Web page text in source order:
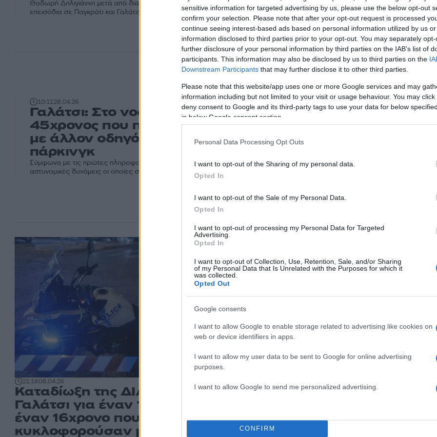
sensitive information for targeted advertising by us, please use the below opt-out
confirm your selection. Please note that after your opt-out request is processed
continue seeing interest-based ads based on personal information utilized by us
information disclosed to third parties prior to your opt-out. You may separately
further disclosure of your personal information by third parties on the IAB’s list of
participants. This information may also be disclosed by us to third parties on the
Downstream Participants that may further disclose it to other third parties.
Please note that this website/app uses one or more Google services and may
information including but not limited to your visit or usage behaviour. You may
deny consent to Google and its third-party tags to use your data for below
in below Google consent section.
Personal Data Processing Opt Outs
I want to opt-out of the Sharing of my personal data.
Opted In
I want to opt-out of the Sale of my Personal Data.
Opted In
I want to opt-out of processing my Personal Data for Targeted
Advertising.
Opted In
I want to opt-out of Collection, Use, Retention, Sale, and/or Sharing
of my Personal Data that Is Unrelated with the Purposes for which it
was collected.
Opted Out
Google consents
I want to allow Google to enable storage related to advertising like cookies on
web or device identifiers in apps.
I want to allow my user data to be sent to Google for online advertising
purposes.
I want to allow Google to send me personalized advertising.
CONFIRM
Θοδωρή Δηλιγιάννη μετά από διαπληκτισμό - Είχαν προηγηθεί τα
επεισόδια σε Παγκράτι και Γαλάτσι
10:1128.04.26
Γαλάτσι: Στο νοσοκομείο
45χρονος που πιάστηκε στα χέρια
με άλλον οδηγό για μια θέση
πάρκινγκ
Σύμφωνα με τις πρώτες πληροφορίες στο σημείο αμέσως έσπευσαν
αστυνομικές δυνάμεις οι οποίες συνέλαβαν και τους δύο οδηγούς
21:1908.04.26
Καταδίωξη της ΔΙΑΣ στο
Γαλάτσι για έναν 13χρονο και
έναν 16χρονο που
κυκλοφορούσαν με κλεμμένο
Το «Ηλία ρίχ’ το» του
από την υπό κατασκευή
πλατεία Γαλατσίου